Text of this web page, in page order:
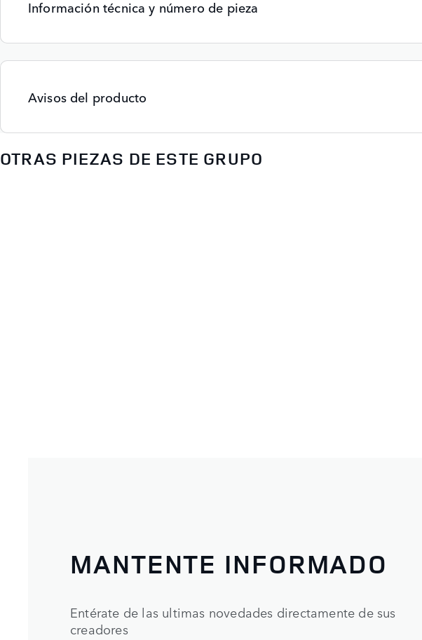
Información técnica y número de pieza
Avisos del producto
OTRAS PIEZAS DE ESTE GRUPO
MANTENTE INFORMADO
Entérate de las ultimas novedades directamente de sus
creadores